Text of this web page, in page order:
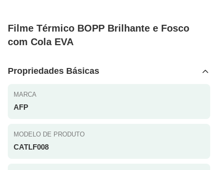
Filme Térmico BOPP Brilhante e Fosco
com Cola EVA
Propriedades Básicas
MARCA
AFP
MODELO DE PRODUTO
CATLF008